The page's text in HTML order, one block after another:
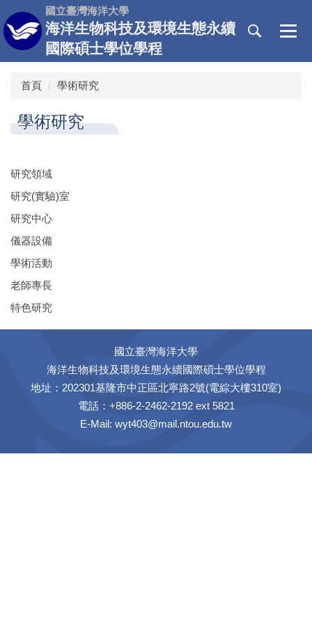
跳
到
主
國立臺灣海洋大學
海洋生物科技及環境生態永續
國際碩士學位學程
首頁 學術研究
學術研究
研究領域
研究(實驗)室
研究中心
儀器設備
學術活動
老師專長
特色研究
國立臺灣海洋大學
海洋生物科技及環境生態永續國際碩士學位學程
地址：202301基隆市中正區北寧路2號(電綜大樓310室)
電話：+886-2-2462-2192 ext 5821
E-Mail: wyt403@mail.ntou.edu.tw